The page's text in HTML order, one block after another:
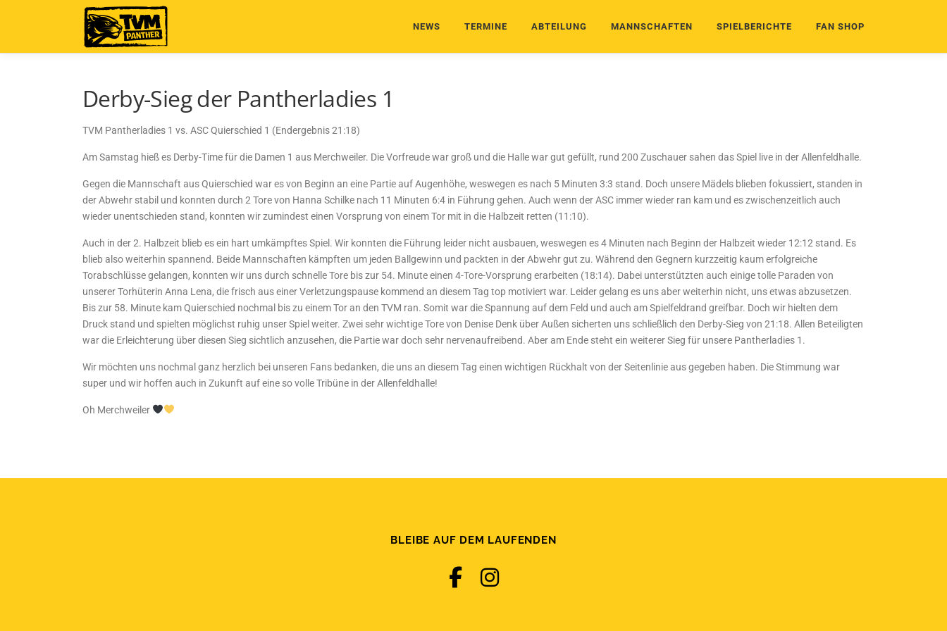
NEWS TERMINE ABTEILUNG MANNSCHAFTEN SPIELBERICHTE FAN SHOP
Derby-Sieg der Pantherladies 1
TVM Pantherladies 1 vs. ASC Quierschied 1 (Endergebnis 21:18)
Am Samstag hieß es Derby-Time für die Damen 1 aus Merchweiler. Die Vorfreude war groß und die Halle war gut gefüllt, rund 200 Zuschauer sahen das Spiel live in der Allenfeldhalle.
Gegen die Mannschaft aus Quierschied war es von Beginn an eine Partie auf Augenhöhe, weswegen es nach 5 Minuten 3:3 stand. Doch unsere Mädels blieben fokussiert, standen in
der Abwehr stabil und konnten durch 2 Tore von Hanna Schilke nach 11 Minuten 6:4 in Führung gehen. Auch wenn der ASC immer wieder ran kam und es zwischenzeitlich auch
wieder unentschieden stand, konnten wir zumindest einen Vorsprung von einem Tor mit in die Halbzeit retten (11:10).
Auch in der 2. Halbzeit blieb es ein hart umkämpftes Spiel. Wir konnten die Führung leider nicht ausbauen, weswegen es 4 Minuten nach Beginn der Halbzeit wieder 12:12 stand. Es
blieb also weiterhin spannend. Beide Mannschaften kämpften um jeden Ballgewinn und packten in der Abwehr gut zu. Während den Gegnern kurzzeitig kaum erfolgreiche
Torabschlüsse gelangen, konnten wir uns durch schnelle Tore bis zur 54. Minute einen 4-Tore-Vorsprung erarbeiten (18:14). Dabei unterstützten auch einige tolle Paraden von
unserer Torhüterin Anna Lena, die frisch aus einer Verletzungspause kommend an diesem Tag top motiviert war. Leider gelang es uns aber weiterhin nicht, uns etwas abzusetzen.
Bis zur 58. Minute kam Quierschied nochmal bis zu einem Tor an den TVM ran. Somit war die Spannung auf dem Feld und auch am Spielfeldrand greifbar. Doch wir hielten dem
Druck stand und spielten möglichst ruhig unser Spiel weiter. Zwei sehr wichtige Tore von Denise Denk über Außen sicherten uns schließlich den Derby-Sieg von 21:18. Allen Beteiligten
war die Erleichterung über diesen Sieg sichtlich anzusehen, die Partie war doch sehr nervenaufreibend. Aber am Ende steht ein weiterer Sieg für unsere Pantherladies 1.
Wir möchten uns nochmal ganz herzlich bei unseren Fans bedanken, die uns an diesem Tag einen wichtigen Rückhalt von der Seitenlinie aus gegeben haben. Die Stimmung war
super und wir hoffen auch in Zukunft auf eine so volle Tribüne in der Allenfeldhalle!
Oh Merchweiler
BLEIBE AUF DEM LAUFENDEN